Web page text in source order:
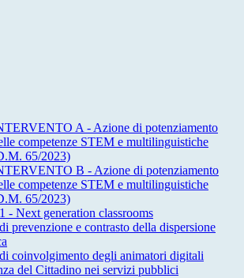
A - Azione di potenziamento
competenze STEM e multilinguistiche
65/2023)
B - Azione di potenziamento
competenze STEM e multilinguistiche
65/2023)
- Next generation classrooms
prevenzione e contrasto della dispersione
coinvolgimento degli animatori digitali
del Cittadino nei servizi pubblici